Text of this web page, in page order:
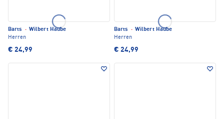
Barts · Wilbert Haube
Herren
€ 24,99
Barts · Wilbert Haube
Herren
€ 24,99